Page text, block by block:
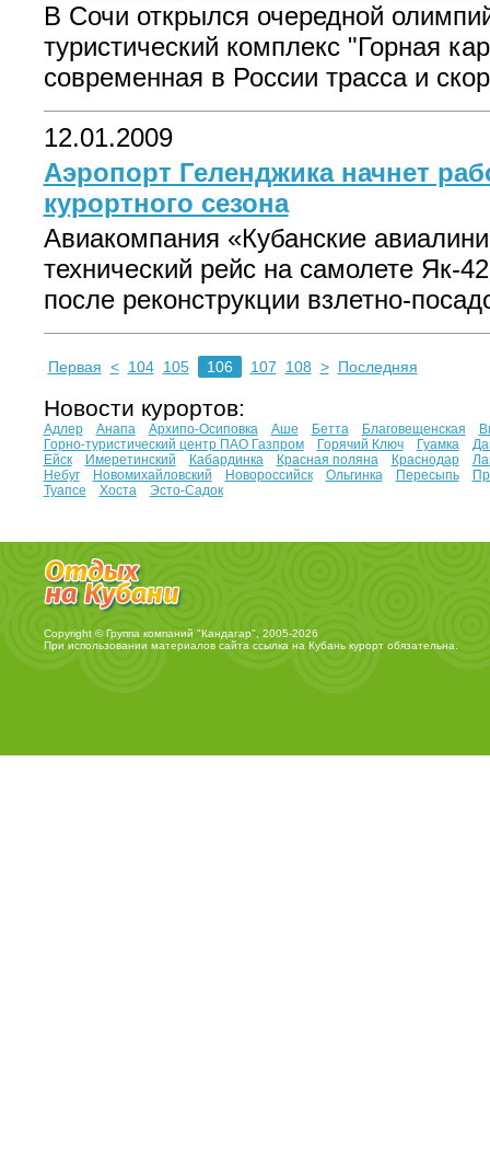
В Сочи открылся очередной
туристический комплекс "Горная
современная в России трасса и
12.01.2009
Аэропорт Геленджика начнет
курортного сезона
Авиакомпания «Кубанские
технический рейс на самолете Як-
после реконструкции взлетно-
Первая < 104 105 106 107 108 > Последняя
Новости курортов:
Адлер Анапа Архипо-Осиповка Аше Бетта Благовещенская
Горно-туристический центр ПАО Газпром
Горячий Ключ Гуамка
Ейск
Имеретинский Кабардинка Красная поляна Краснодар
Небуг
Новомихайловский Новороссийск Ольгинка Пересыпь
Туапсе
Хоста Эсто-Садок
Copyright © Группа компаний "Кандагар", 2005-2026
При использовании материалов сайта ссылка на Кубань курортобязательна.